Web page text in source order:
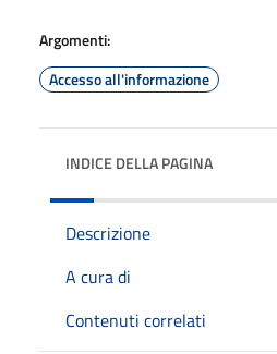
Argomenti:
Accesso all'informazione
INDICE DELLA PAGINA
Descrizione
A cura di
Contenuti correlati